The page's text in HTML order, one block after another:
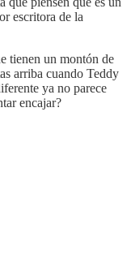
escritora de la
tienen un montón de
arriba cuando Teddy
ya no parece
encajar?